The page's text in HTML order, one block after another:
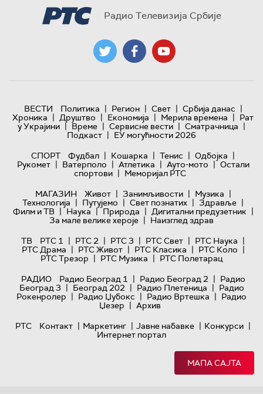
Радио Телевизија Србије
ВЕСТИ Политика | Регион | Свет | Србија данас |
Хроника | Друштво | Економија | Мерила времена | Рат
у Украјини | Време | Сервисне вести | Сматрачница |
Подкаст | ЕУ могућности 2026
СПОРТ
Фудбал | Кошарка | Тенис | Одбојка |
Рукомет | Ватерполо | Атлетика | Ауто-мото | Остали
спортови | Меморијал РТС
МАГАЗИН
Живот | Занимљивости | Музика |
Технологијa | Путујемо | Свет познатих | Здравље |
Филм и ТВ | Наука | Природа | Дигитални предузетник |
За мале велике хероје | Наизглед здрав
ТВ
РТС 1 | РТС 2 | РТС 3 | РТС Свет | РТС Наука |
РТС Драма | РТС Живот | РТС Класика | РТС Коло |
РТС Трезор | РТС Музика | РТС Полетарац
РАДИО
Радио Београд 1 | Радио Београд 2 | Радио
Београд 3 | Београд 202 | Радио Плетеница | Радио
Рокенролер | Радио Џубокс | Радио Вртешка | Радио
Џезер | Архив
РТС
Контакт | Маркетинг | Јавне набавке | Конкурси |
Интернет портал
МАПА САЈТА